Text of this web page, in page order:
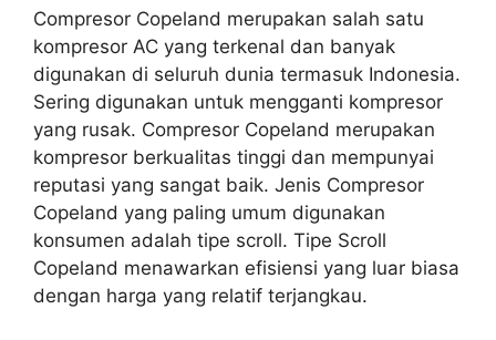
Compresor Copeland merupakan salah satu
kompresor AC yang terkenal dan banyak
digunakan di seluruh dunia termasuk Indonesia.
Sering digunakan untuk mengganti kompresor
yang rusak. Compresor Copeland merupakan
kompresor berkualitas tinggi dan mempunyai
reputasi yang sangat baik. Jenis Compresor
Copeland yang paling umum digunakan
konsumen adalah tipe scroll. Tipe Scroll
Copeland menawarkan efisiensi yang luar biasa
dengan harga yang relatif terjangkau.